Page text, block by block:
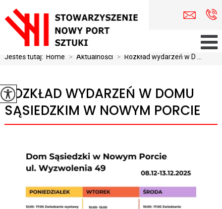
Jesteś tutaj: Home > Aktualności > Rozkład wydarzeń w D ...
ROZKŁAD WYDARZEŃ W DOMU
SĄSIEDZKIM W NOWYM PORCIE